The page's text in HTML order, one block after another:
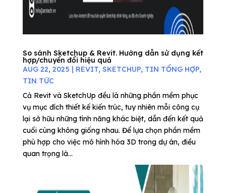
So sánh Sketchup & Revit. Hướng dẫn sử dụng kết
hợp/chuyển đổi hiệu quả
AUG 22, 2025 | REVIT, SKETCHUP, TIN TỔNG HỢP,
TIN TỨC
Cả Revit và SketchUp đều là những phần mềm phục
vụ mục đích thiết kế kiến trúc, tuy nhiên mỗi công cụ
lại sở hữu những tính năng khác biệt, dẫn đến kết quả
cuối cùng không giống nhau. Để lựa chọn phần mềm
phù hợp cho việc mô hình hóa 3D trong dự án, điều
quan trọng là...